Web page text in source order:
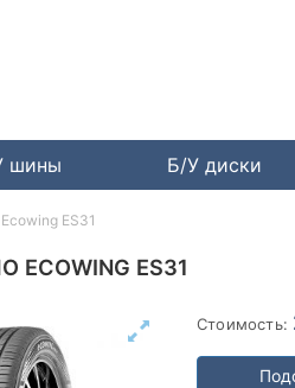
шины Б/У диски
ECOWING ES31
Стоимость:
Ecowing ES31